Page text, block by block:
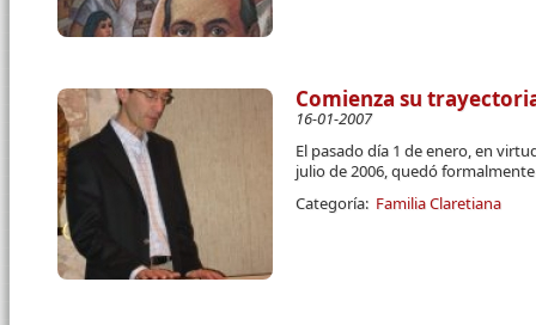
Comienza su
16-01-2007
El pasado día 1 de enero, en
julio de 2006, quedó
Categoría: Familia Claretiana